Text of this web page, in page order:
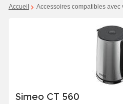
Accueil Accessoires compatibles avec
Simeo CT 560